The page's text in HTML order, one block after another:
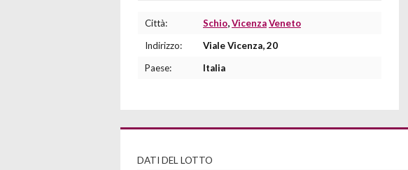
Città: Schio,VicenzaVeneto
Indirizzo:
Viale Vicenza, 20
Paese:
Italia
DATI DEL LOTTO